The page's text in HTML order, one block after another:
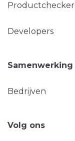
Productchecker
Developers
Samenwerking
Bedrijven
Volg ons